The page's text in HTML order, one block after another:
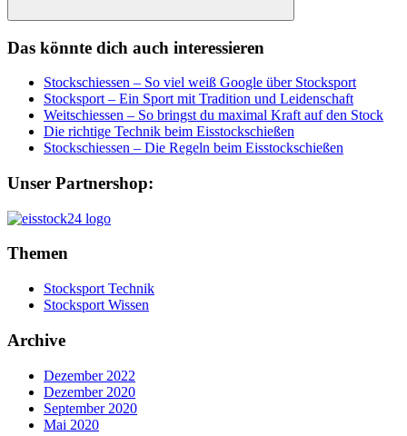
Search
Das könnte dich auch interessieren
Stockschiessen – So viel weiß Google über Stocksport
Stocksport – Ein Sport mit Tradition und Leidenschaft
Weitschiessen – So bringst du maximal Kraft auf den Stock
Die richtige Technik beim Eisstockschießen
Stockschiessen – Die Regeln beim Eisstockschießen
Unser Partnershop:
Themen
Stocksport Technik
Stocksport Wissen
Archive
Dezember 2022
Dezember 2020
September 2020
Mai 2020